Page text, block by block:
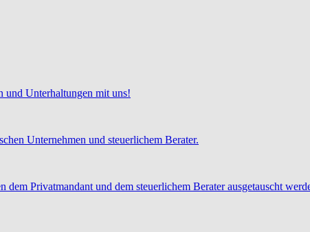
und Unterhaltungen mit uns!
Unternehmen und steuerlichem Berater.
Privatmandant und dem steuerlichem Berater ausgetauscht